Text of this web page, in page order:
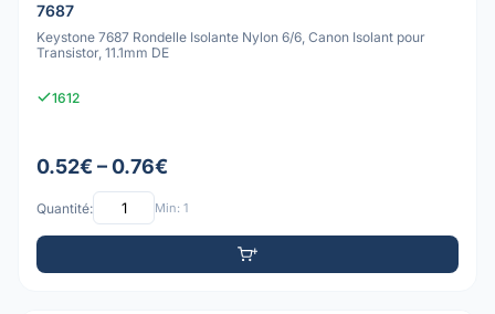
7687
Keystone 7687 Rondelle Isolante Nylon 6/6, Canon Isolant pour
Transistor, 11.1mm DE
1612
0.52€ – 0.76€
Quantité: Min: 1